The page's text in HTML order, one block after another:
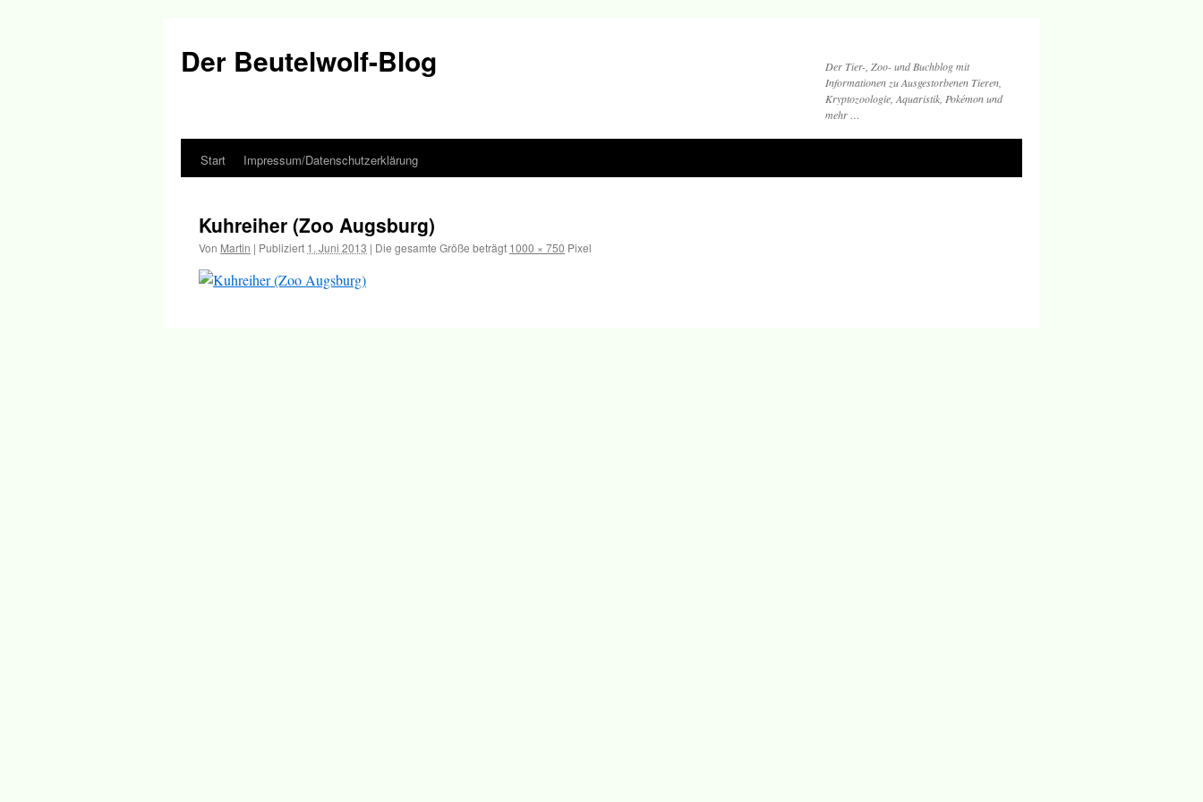
Der Beutelwolf-Blog
Der Tier-, Zoo- und Buchblog mit
Informationen zu Ausgestorbenen Tieren,
Kryptozoologie, Aquaristik, Pokémon und
mehr …
Springe
Inhalt
Start Impressum/Datenschutzerklärung
Kuhreiher (Zoo Augsburg)
Von Martin | Publiziert 1. Juni 2013 | Die gesamte Größe beträgt 1000 × 750 Pixel